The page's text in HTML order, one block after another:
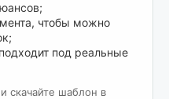
чтобы можно
под реальные
скачайте шаблон в